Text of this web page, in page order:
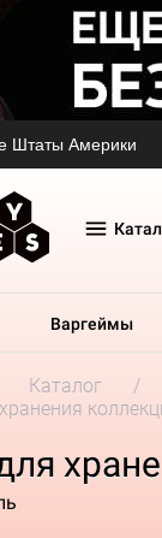
Штаты Америки
Варгеймы
Каталог